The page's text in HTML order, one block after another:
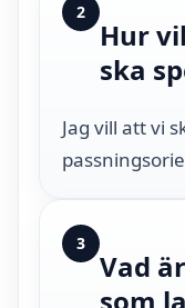
2
Hur
ska
Jag vill att vi
3
Vad